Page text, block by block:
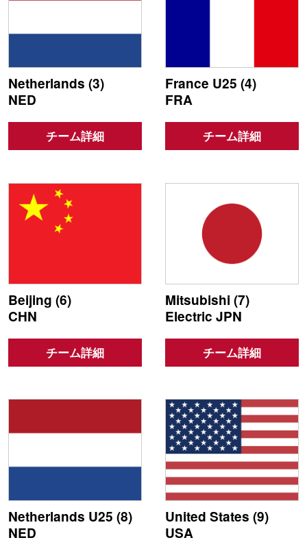
Netherlands (3)
NED
チーム詳細
France U25 (4)
FRA
チーム詳細
Beijing (6)
CHN
チーム詳細
Mitsubishi (7)
Electric JPN
チーム詳細
Netherlands U25 (8)
NED
United States (9)
USA